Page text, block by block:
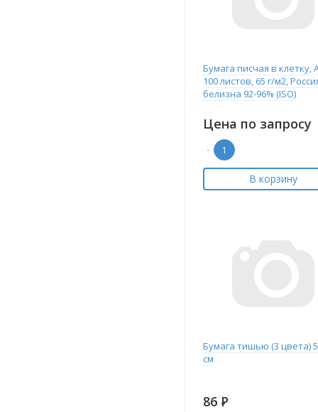
Бумага писчая в клетку,
100 листов, 65 г/м2,
белизна 92-96% (ISO)
Цена по запросу
-
В корзину
Бумага тишью (3 цвета)
см
86 Р